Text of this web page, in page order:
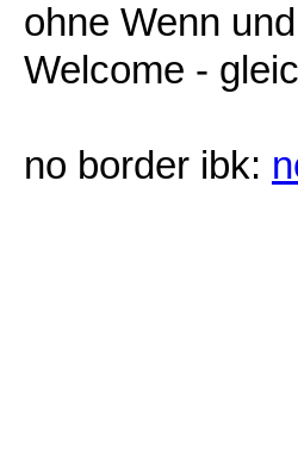
ohne Wenn
Welcome -
no border ibk: